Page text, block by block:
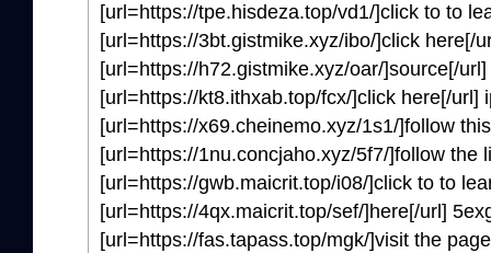
[url=https://tpe.hisdeza.top/vd1/]click to to
[url=https://3bt.gistmike.xyz/ibo/]click here[/
[url=https://h72.gistmike.xyz/oar/]source[/
[url=https://kt8.ithxab.top/fcx/]click here[/url]
[url=https://x69.cheinemo.xyz/1s1/]follow
[url=https://1nu.concjaho.xyz/5f7/]follow the
[url=https://gwb.maicrit.top/i08/]click to to
[url=https://4qx.maicrit.top/sef/]here[/url]
[url=https://fas.tapass.top/mgk/]visit the